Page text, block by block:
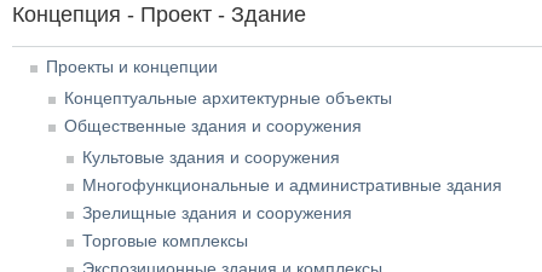
Концепция - Проект - Здание
Проекты и концепции
Концептуальные архитектурные объекты
Общественные здания и сооружения
Культовые здания и сооружения
Многофункциональные и административные здания
Зрелищные здания и сооружения
Торговые комплексы